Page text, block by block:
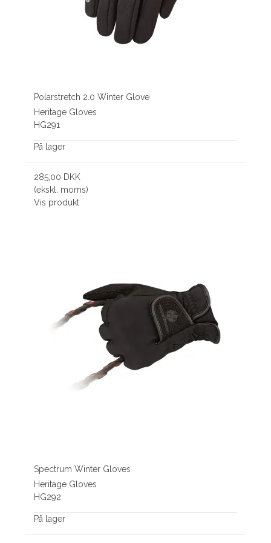
Polarstretch 2.0 Winter Glove
Heritage Gloves
HG291
På lager
285,00 DKK
(ekskl. moms)
Vis produkt
Spectrum Winter Gloves
Heritage Gloves
HG292
På lager